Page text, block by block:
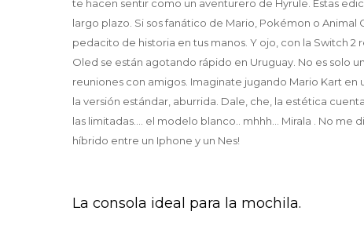
te hacen sentir como un aventurero de Hyrule. Estas
largo plazo. Si sos fanático de Mario, Pokémon o
pedacito de historia en tus manos. Y ojo, con la Switch
Oled se están agotando rápido en Uruguay. No es solo
reuniones con amigos. Imaginate jugando Mario Kart
la versión estándar, aburrida. Dale, che, la estética
las limitadas.... el modelo blanco.. mhhh... Mirala . No
híbrido entre un Iphone y un Nes!
La consola ideal para la mochila.